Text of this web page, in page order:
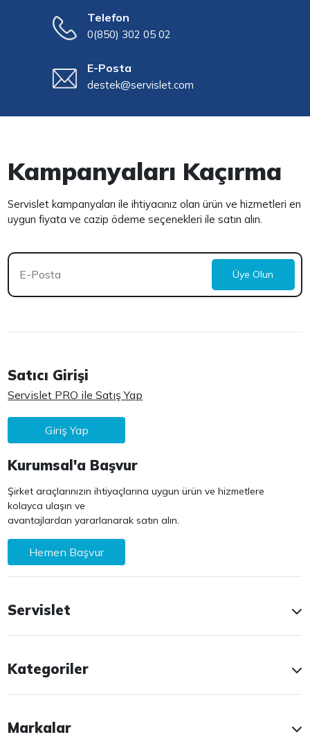
Telefon
0(850) 302 05 02
E-Posta
destek@servislet.com
Kampanyaları Kaçırma
Servislet kampanyaları ile ihtiyacınız olan ürün ve hizmetleri en
uygun fiyata ve cazip ödeme seçenekleri ile satın alın.
Üye Olun
Satıcı Girişi
Servislet PRO ile Satış Yap
Giriş Yap
Kurumsal'a Başvur
Şirket araçlarınızın ihtiyaçlarına uygun ürün ve hizmetlere
kolayca ulaşın ve
avantajlardan yararlanarak satın alın.
Hemen Başvur
Servislet
Kategoriler
Markalar